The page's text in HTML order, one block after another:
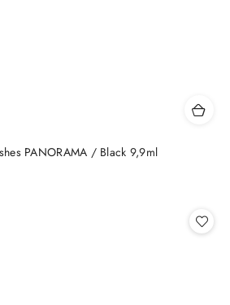
PANORAMA / Black 9,9ml